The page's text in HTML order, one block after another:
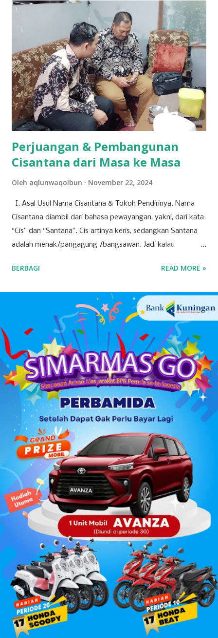
siapapun yang ingin melakukan donasi buku dapat
menghubungi narahubung Fitri (085226098233) atau
Rofiddin (081563845193). Kegiatan donasi buku tersebut
adalah bagian dari kegiatan yang akan Sinergis lakukan
dalam waktu dekat, yaitu diskusi publik yang membahas
mengenai kesehatan mental. "Sebetulnya donasi buku itu
rangkaian kegiatan dari acara diskusi publik. Karena Sinergis
juga memiliki kegiatan rutinan yang tujuannya agar
meningkatkan minat baca dan literasi," jelas Elsa Nur
Sabela, Wakil Ketua Sinergis, s...
Perjuangan & Pembangunan
Cisantana dari Masa ke Masa
Oleh aqlunwaqolbun November 22, 2024
I. Asal Usul Nama Cisantana & Tokoh Pendirinya. Nama
Cisantana diambil dari bahasa pewayangan, yakni, dari kata
“Cis” dan “Santana”. Cis artinya keris, sedangkan Santana
adalah menak/pangagung /bangsawan. Jadi kalau
pangagung/ bangsawan, atau juga bisa berarti seorang
melambangkan pamor kebangsawanan, pemberani, dan
menunjukkan orang-orang Cisantana ini punya trah
bangsawan/ningrat, berwibawa, berpendidikan. Menurut
cerita leluhur, Cis = keris dari seorang bangsawan/menak
tersebut melayang dan jatuh di blok
pangbadakan/sekarang blok Cimantri sebelah utara Dusun
Malaraman, dahulu disana tempatnya pangguyangan badak
(badak mandi lumpur) dan dari Pena/ pulpen yang sering
dipakai menulis oleh bangsawan tersebut terbanglah ke
Panulisan, maka sangatlah kental ada istilah Cisantana-
Panulisan . Wilayah Kabupaten Kuningan, sudah disebut
dalam jaman keraja...
BERBAGI READ MORE »